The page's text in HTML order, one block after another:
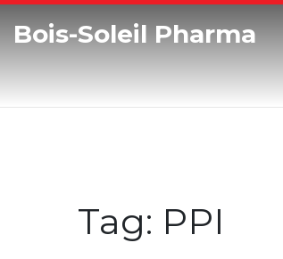
Bois-Soleil Pharma
Tag: PPI